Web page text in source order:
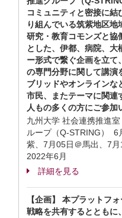
コミュニティと密接に結
り組んでいる筑紫地区
研究・教育コモンズと協
とした、伊都、病院、大
ー形式で繋ぐ企画を立て
の専門分野に関して講演
ブリッドやオンラインな
市民、またテーマに関連
人もの多くの方にご参加
九州大学 社会連携推進
ループ（Q-STRING） 6
紫、7月05日＠馬出、7
2022年6月
詳細を見る
【企画】 本プラットフ
戦略を共有するとともに